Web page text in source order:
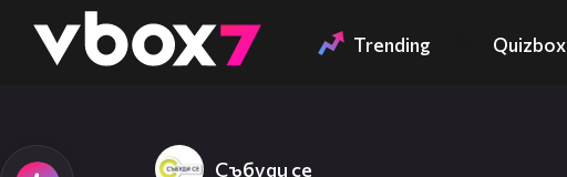
👾 Trending Quizbox
Събуди се